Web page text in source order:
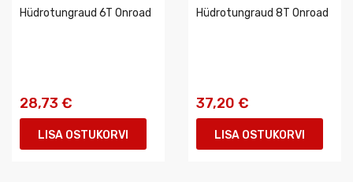
Hüdrotungraud 6T Onroad
28,73 €
LISA OSTUKORVI
Hüdrotungraud 8T Onroad
37,20 €
LISA OSTUKORVI